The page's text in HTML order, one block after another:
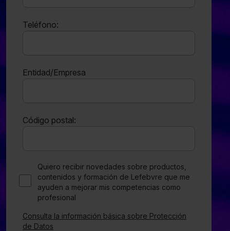
Teléfono:
Entidad/Empresa
Código postal:
Quiero recibir novedades sobre productos,
contenidos y formación de Lefebvre que me
ayuden a mejorar mis competencias como
profesional
Consulta la información básica sobre Protección
de Datos